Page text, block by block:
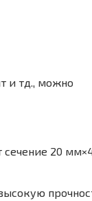
и тд., можно
сечение 20